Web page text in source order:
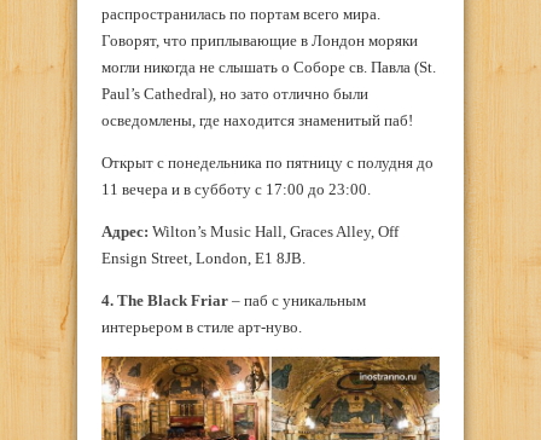
распространилась по портам всего мира.
Говорят, что приплывающие в Лондон моряки
могли никогда не слышать о Соборе св. Павла (St.
Paul’s Cathedral), но зато отлично были
осведомлены, где находится знаменитый паб!
Открыт с понедельника по пятницу с полудня до
11 вечера и в субботу с 17:00 до 23:00.
Адрес: Wilton’s Music Hall, Graces Alley, Off
Ensign Street, London, E1 8JB.
4. The Black Friar – паб с уникальным
интерьером в стиле арт-нуво.